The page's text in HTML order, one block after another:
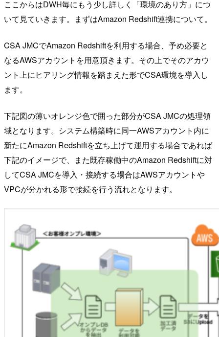
ここからはDWH毎にもう少し詳しく「環境のあり方」につ
いて見ていきます。まずはAmazon Redshift連携について。
CSA JMCでAmazon Redshiftを利用する場合、予め必要と
なるAWSアカウントを用意頂きます。その上でそのアカウ
ント上にヒアリング情報を踏まえた形でCSA環境を導入し
ます。
下記図の薄いオレンジ色で囲った部分がCSA JMCの処理領
域となります。システム構築時に同一AWSアカウント内に
新たにAmazon Redshiftを立ち上げて運用する場合であれば
下記のイメージで、また既存稼働中のAmazon Redshiftに対
してCSA JMCを導入・接続する場合はAWSアカウントや
VPCが分かれる形で接続を行う流れとなります。